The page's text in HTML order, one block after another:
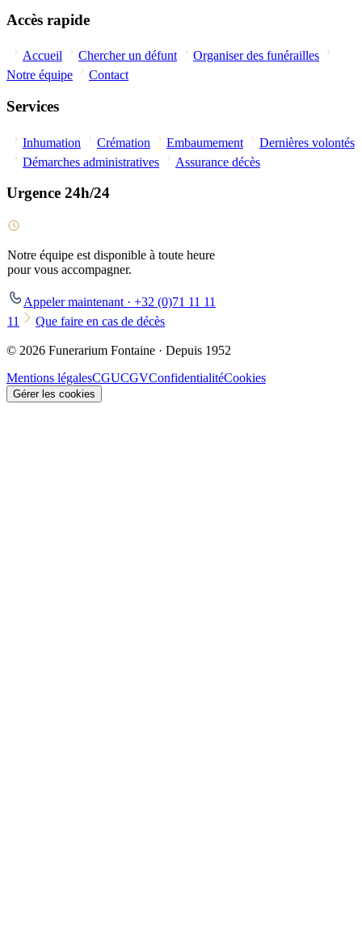
Accès rapide
Accueil Chercher un défunt
Organiser des funérailles
Notre équipe
Contact
Services
Inhumation Crémation Embaumement
Dernières volontés
Démarches administratives
Assurance décès
Urgence 24h/24
Notre équipe est disponible à toute heure
pour vous accompagner.
Appeler maintenant · +32 (0)71 11 11
11
Que faire en cas de décès
© 2026 Funerarium Fontaine · Depuis 1952
Mentions légalesCGUCGVConfidentialitéCookies
Gérer les cookies